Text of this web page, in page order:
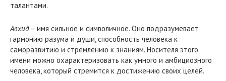
талантами.
Авхид – имя сильное и символичное. Оно подразумевает
гармонию разума и души, способность человека к
саморазвитию и стремлению к знаниям. Носителя этого
имени можно охарактеризовать как умного и амбициозного
человека, который стремится к достижению своих целей.